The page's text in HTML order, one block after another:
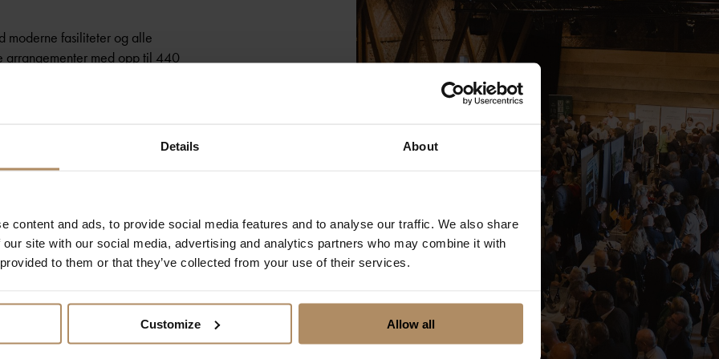
Details About
content and ads, to provide social media features and to analyse our traffic. We also share
site with our social media, advertising and analytics partners who may combine it with
to them or that they’ve collected from your use of their services.
Customize Allow all
moderne fasiliteter og alle
arrangementer med opp til 440
gjør Høymagasinet til
kan arrangeres inne, ute eller i en
virksomheten skal også ha
bedriftseventer,
bryllup, teater, revy,
og debattmøter.
og drikkemenyer, samt
kontakt for et skreddersydd